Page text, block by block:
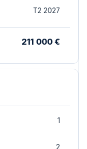
T2 2027
211 000 €
1
2